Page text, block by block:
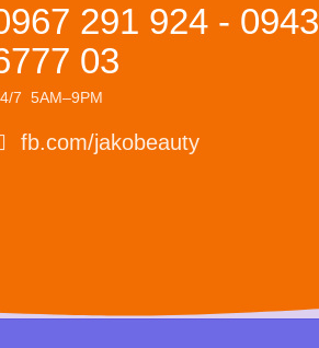
291 924 - 0943
03
7 5AM–9PM
fb.com/jakobeauty